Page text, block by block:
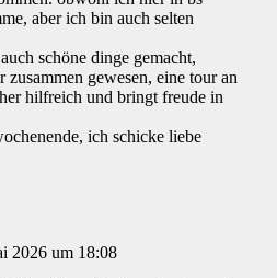
aber ich bin auch selten
schöne dinge gemacht,
zusammen gewesen, eine tour an
hilfreich und bringt freude in
ich schicke liebe
2026 um 18:08